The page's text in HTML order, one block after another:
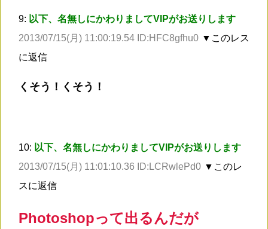
9: 以下、名無しにかわりましてVIPがお送りします
2013/07/15(月) 11:00:19.54 ID:HFC8gfhu0 ▼このレス
に返信
くそう！くそう！
10: 以下、名無しにかわりましてVIPがお送りします
2013/07/15(月) 11:01:10.36 ID:LCRwlePd0 ▼このレ
スに返信
Photoshopって出るんだが